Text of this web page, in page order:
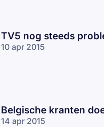
TV5 nog steeds
10 apr 2015
Belgische kranten
14 apr 2015